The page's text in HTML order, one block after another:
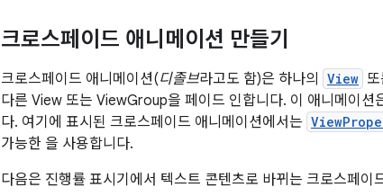
크로스페이드 애니메이션 만들기
크로스페이드 애니메이션(디졸브라고도 함)은 하나의 View
다른 View 또는 ViewGroup을 페이드 인합니다. 이 애니메이션
다. 여기에 표시된 크로스페이드 애니메이션에서는
가능한 을 사용합니다.
다음은 진행률 표시기에서 텍스트 콘텐츠로 바뀌는 크로스페이